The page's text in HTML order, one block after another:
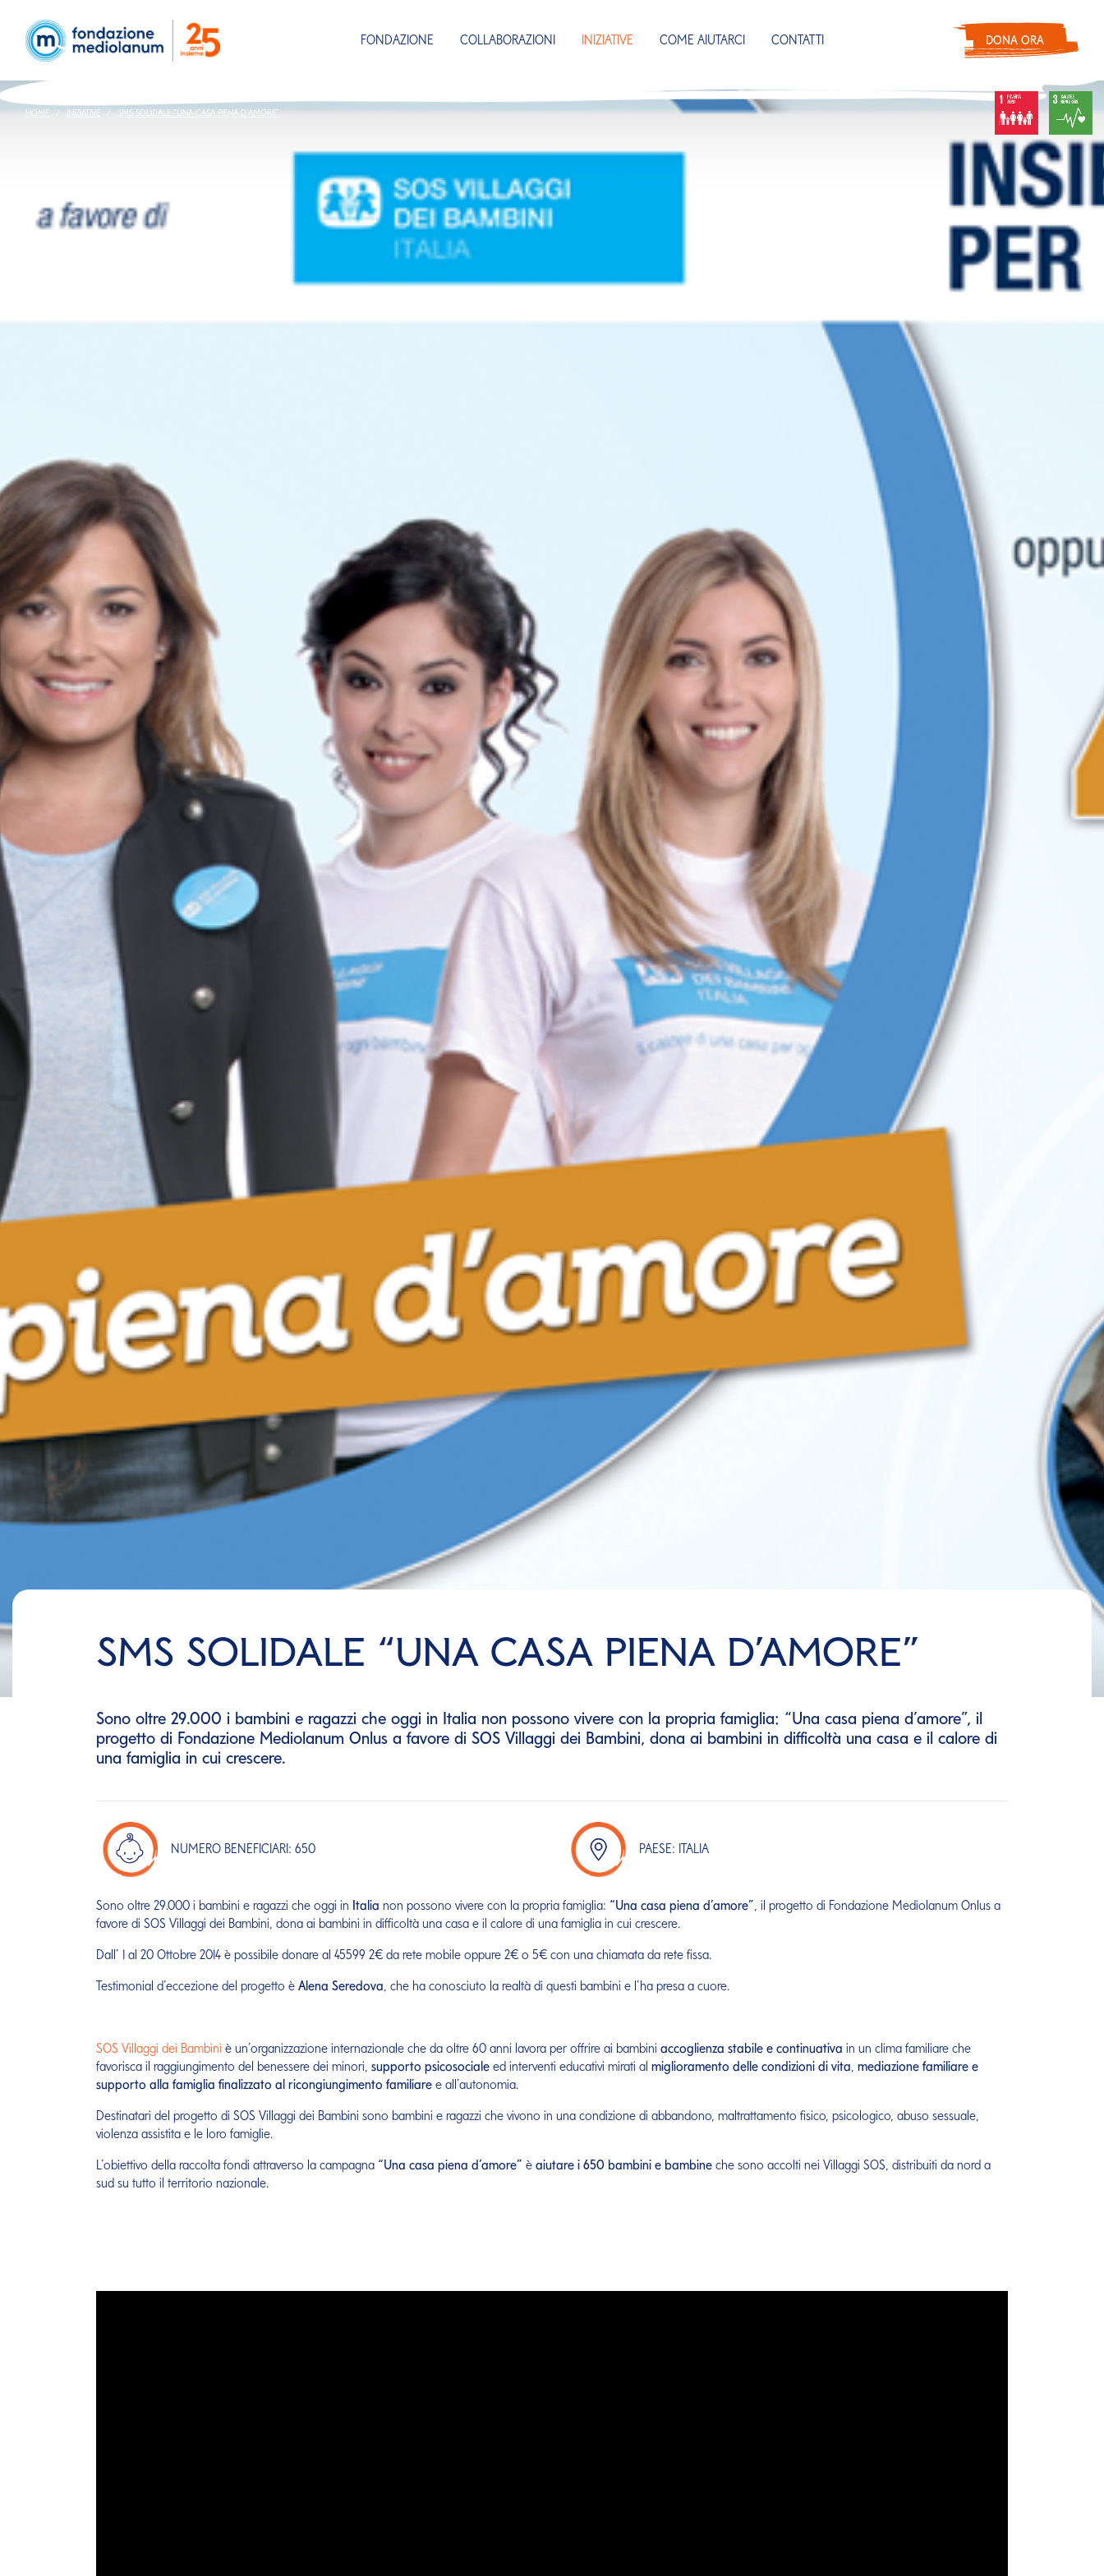
FONDAZIONE COLLABORAZIONI INIZIATIVE COME AIUTARCI CONTATTI DONA ORA
HOME INIZIATIVE SMS SOLIDALE “UNA CASA PIENA D’AMORE”
SMS SOLIDALE “UNA CASA PIENA D’AMORE”
Sono oltre 29.000 i bambini e ragazzi che oggi in Italia non possono vivere con la propria famiglia: “Una casa piena d’amore”, il
progetto di Fondazione Mediolanum Onlus a favore di SOS Villaggi dei Bambini, dona ai bambini in difficoltà una casa e il calore di
una famiglia in cui crescere.
NUMERO BENEFICIARI: 650 PAESE: ITALIA
Sono oltre 29.000 i bambini e ragazzi che oggi in Italia non possono vivere con la propria famiglia: “Una casa piena d’amore”, il progetto di Fondazione Mediolanum Onlus a
favore di SOS Villaggi dei Bambini, dona ai bambini in difficoltà una casa e il calore di una famiglia in cui crescere.
Dall’ 1 al 20 Ottobre 2014 è possibile donare al 45599 2€ da rete mobile oppure 2€ o 5€ con una chiamata da rete fissa.
Testimonial d’eccezione del progetto è Alena Seredova, che ha conosciuto la realtà di questi bambini e l’ha presa a cuore.
SOS Villaggi dei Bambini è un’organizzazione internazionale che da oltre 60 anni lavora per offrire ai bambini accoglienza stabile e continuativa in un clima familiare che
favorisca il raggiungimento del benessere dei minori, supporto psicosociale ed interventi educativi mirati al miglioramento delle condizioni di vita, mediazione familiare e
supporto alla famiglia finalizzato al ricongiungimento familiare e all’autonomia.
Destinatari del progetto di SOS Villaggi dei Bambini sono bambini e ragazzi che vivono in una condizione di abbandono, maltrattamento fisico, psicologico, abuso sessuale,
violenza assistita e le loro famiglie.
L’obiettivo della raccolta fondi attraverso la campagna “Una casa piena d’amore” è aiutare i 650 bambini e bambine che sono accolti nei Villaggi SOS, distribuiti da nord a
sud su tutto il territorio nazionale.